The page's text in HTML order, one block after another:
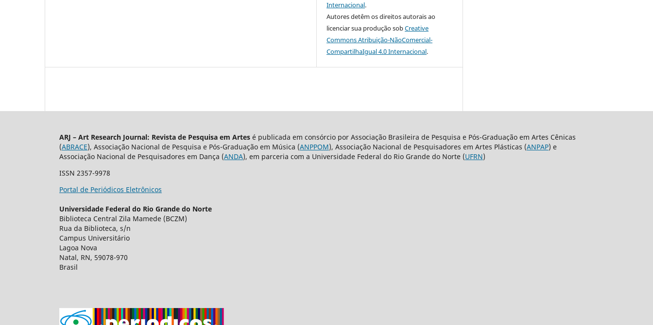
Internacional.
Autores detêm os direitos autorais ao
licenciar sua produção sobCreative
Commons Atribuição-NãoComercial-
CompartilhaIgual 4.0 Internacional.
ARJ – Art Research Journal: Revista de Pesquisa em Artes é publicada em consórcio por Associação Brasileira de Pesquisa e Pós-Graduação em Artes Cênicas
(ABRACE), Associação Nacional de Pesquisa e Pós-Graduação em Música (ANPPOM), Associação Nacional de Pesquisadores em Artes Plásticas (ANPAP) e
Associação Nacional de Pesquisadores em Dança (ANDA), em parceria com a Universidade Federal do Rio Grande do Norte (UFRN)
ISSN 2357-9978
Portal de Periódicos Eletrônicos
Universidade Federal do Rio Grande do Norte
Biblioteca Central Zila Mamede (BCZM)
Rua da Biblioteca, s/n
Campus Universitário
Lagoa Nova
Natal, RN, 59078-970
Brasil